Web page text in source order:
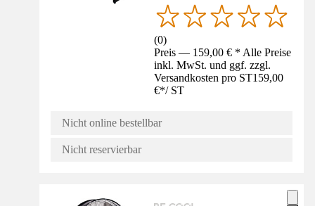
(0)
Preis — 159,00 € * Alle Preise
inkl. MwSt. und ggf. zzgl.
Versandkosten pro ST159,00
€*/ ST
Nicht online bestellbar
Nicht reservierbar